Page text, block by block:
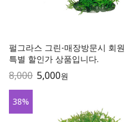
펄그라스 그린-매장방문시 회원
특별 할인가 상품입니다.
8,000 5,000원
38%